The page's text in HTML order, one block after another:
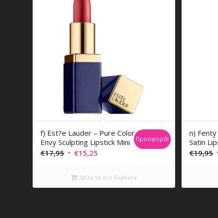
f) Est?e Lauder – Pure Color
Envy Sculpting Lipstick Mini
€17,95 Original
was:
€17,95.
€15,25
τιμή
είναι:
Προσφορά!
Δείτε το στο Sephora
n)
Satin
€19,95